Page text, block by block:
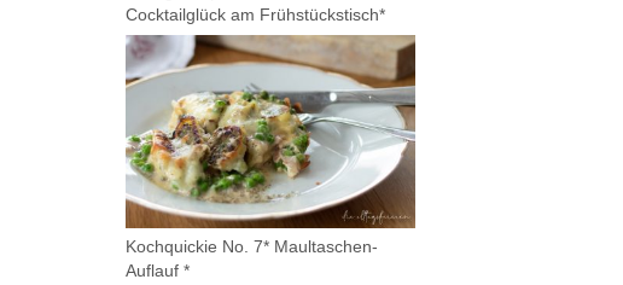
Cocktailglück am Frühstückstisch*
Kochquickie No. 7* Maultaschen-
Auflauf *